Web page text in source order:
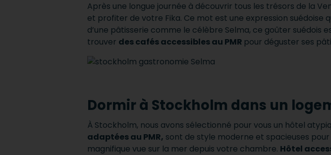
Après une longue journée à découvrir tous les trésors de la
et profiter de votre Fika. Ce mot est une expression suédoise
d’une pâtisserie comme le célèbre Selma, ce goûter suédois
trouver des cafés accessibles au PMR pour déguster ses
Dormir à Stockholm dans un
À Stockholm, nous avons sélectionné pour vous un hôtel
adaptées au PMR, sont de style moderne et spacieuses
magnifique vue sur la mer depuis votre chambre. Hôtel